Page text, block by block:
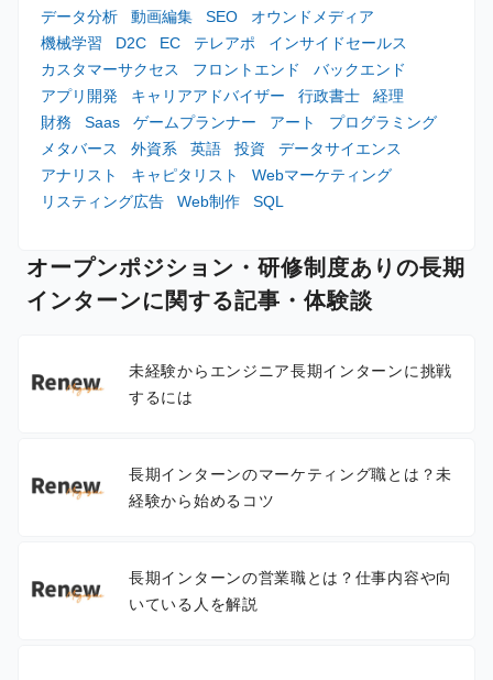
データ分析
動画編集 SEO
オウンドメディア
機械学習
D2C EC テレアポ
インサイドセールス
カスタマーサクセス
フロントエンド
バックエンド
アプリ開発
キャリアアドバイザー 行政書士
経理
財務
Saas ゲームプランナー アート
プログラミング
メタバース
外資系 英語 投資
データサイエンス
アナリスト
キャピタリスト
Webマーケティング
リスティング広告
Web制作 SQL
オープンポジション・研修制度ありの長期
インターンに関する記事・体験談
未経験からエンジニア長期インターンに挑戦
するには
長期インターンのマーケティング職とは？未
経験から始めるコツ
長期インターンの営業職とは？仕事内容や向
いている人を解説